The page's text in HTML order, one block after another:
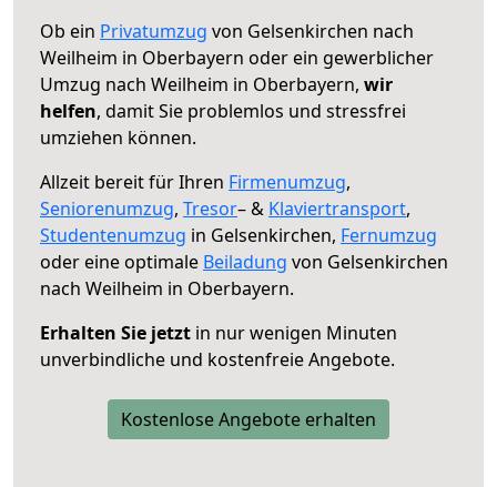
Ob ein Privatumzug von Gelsenkirchen nach
Weilheim in Oberbayern oder ein gewerblicher
Umzug nach Weilheim in Oberbayern, wir
helfen, damit Sie problemlos und stressfrei
umziehen können.
Allzeit bereit für Ihren Firmenumzug,
Seniorenumzug, Tresor– & Klaviertransport,
Studentenumzug in Gelsenkirchen, Fernumzug
oder eine optimale Beiladung von Gelsenkirchen
nach Weilheim in Oberbayern.
Erhalten Sie jetzt in nur wenigen Minuten
unverbindliche und kostenfreie Angebote.
Kostenlose Angebote erhalten